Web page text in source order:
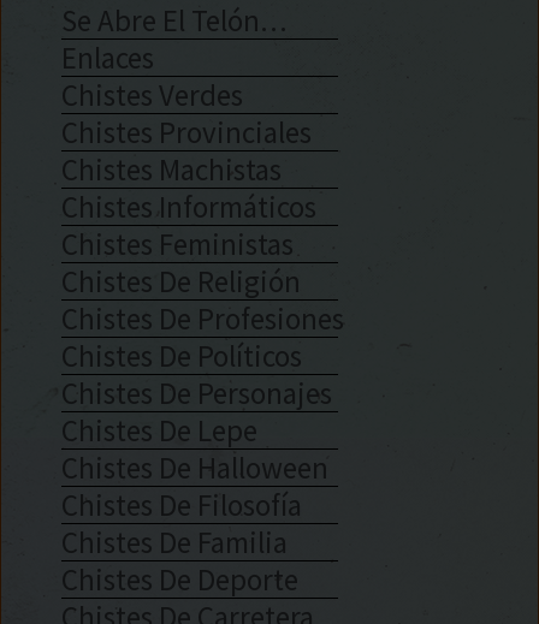
Se Abre El Telón…
Enlaces
Chistes Verdes
Chistes Provinciales
Chistes Machistas
Chistes Informáticos
Chistes Feministas
Chistes De Religión
Chistes De Profesiones
Chistes De Políticos
Chistes De Personajes
Chistes De Lepe
Chistes De Halloween
Chistes De Filosofía
Chistes De Familia
Chistes De Deporte